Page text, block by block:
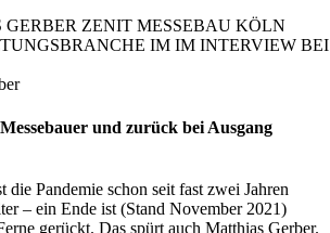
und zurück bei Ausgang
Pandemie schon seit fast zwei Jahren
– ein Ende ist (Stand November 2021)
gerückt. Das spürt auch Matthias Gerber.